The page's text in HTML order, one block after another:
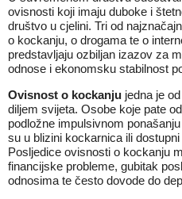
ovisnosti koji imaju duboke i
društvo u cjelini. Tri od
o kockanju, o drogama te o
predstavljaju ozbiljan izazov za
odnose i ekonomsku stabilnost
Ovisnost o kockanju jedna je
diljem svijeta. Osobe koje pate
podložne impulsivnom
su u blizini kockarnica ili
Posljedice ovisnosti o kockanju
financijske probleme, gubitak
odnosima te često dovode do